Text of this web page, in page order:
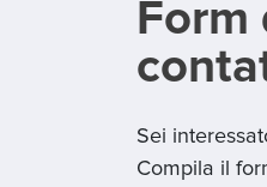
Form
Sei
Compila il